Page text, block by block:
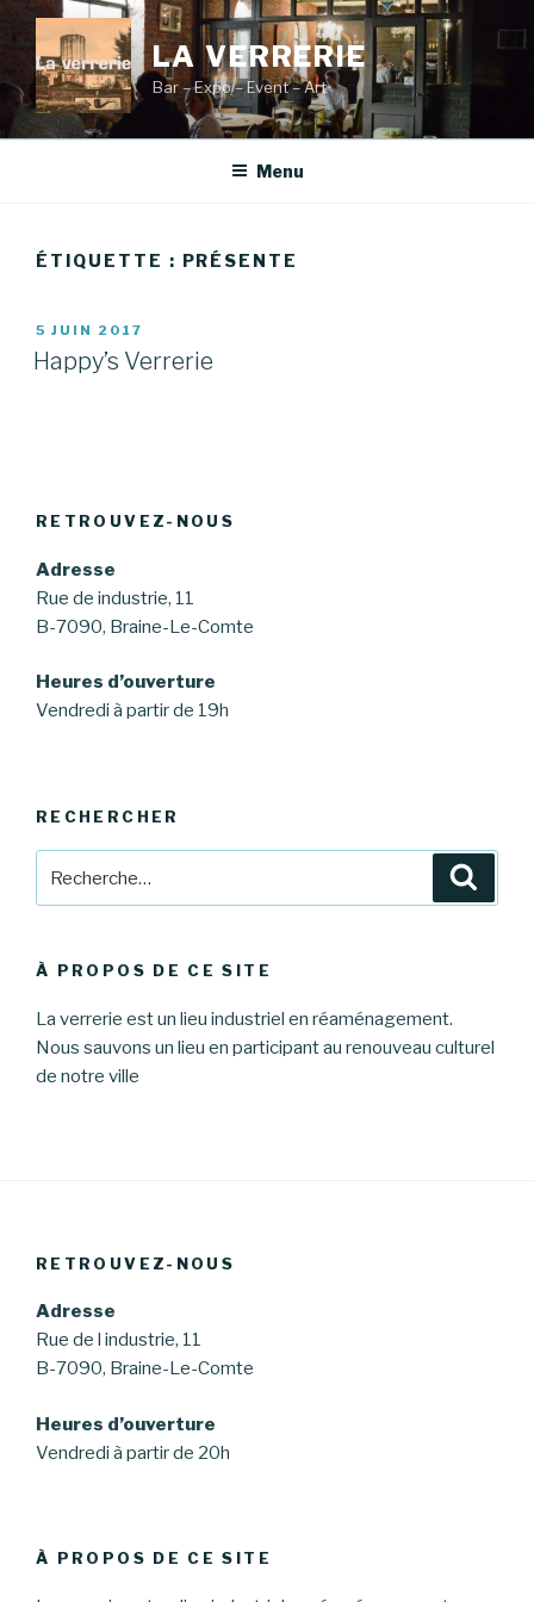
contenu
principal
LA VERRERIE
Bar – Expo – Event – Art
Menu
ÉTIQUETTE : PRÉSENTE
PUBLIÉ
LE
5 JUIN 2017
Happy’s Verrerie
RETROUVEZ-NOUS
Adresse
Rue de industrie, 11
B-7090, Braine-Le-Comte
Heures d’ouverture
Vendredi à partir de 19h
RECHERCHER
pour
À PROPOS DE CE SITE
La verrerie est un lieu industriel en réaménagement.
Nous sauvons un lieu en participant au renouveau culturel
de notre ville
RETROUVEZ-NOUS
Adresse
Rue de l industrie, 11
B-7090, Braine-Le-Comte
Heures d’ouverture
Vendredi à partir de 20h
À PROPOS DE CE SITE